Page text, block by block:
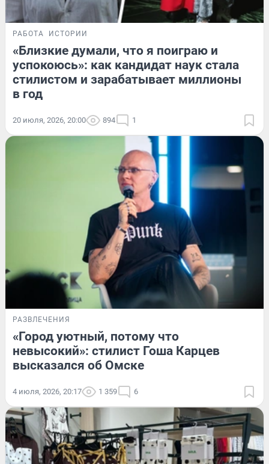
РАБОТА ИСТОРИИ
«Близкие думали, что я поиграю и
успокоюсь»: как кандидат наук стала
стилистом и зарабатывает миллионы
в год
20 июля, 2026, 20:00 894 1
РАЗВЛЕЧЕНИЯ
«Город уютный, потому что
невысокий»: стилист Гоша Карцев
высказался об Омске
4 июля, 2026, 20:17 1 359 6